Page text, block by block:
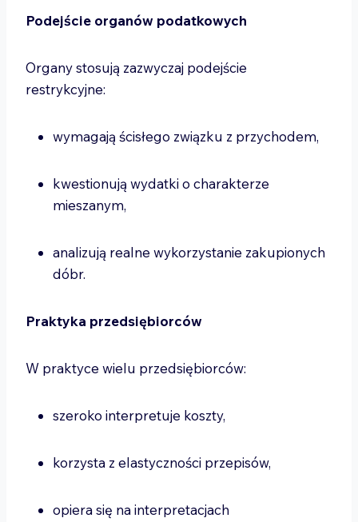
Podejście organów podatkowych
Organy stosują zazwyczaj podejście
restrykcyjne:
wymagają ścisłego związku z przychodem,
kwestionują wydatki o charakterze
mieszanym,
analizują realne wykorzystanie zakupionych
dóbr.
Praktyka przedsiębiorców
W praktyce wielu przedsiębiorców:
szeroko interpretuje koszty,
korzysta z elastyczności przepisów,
opiera się na interpretacjach